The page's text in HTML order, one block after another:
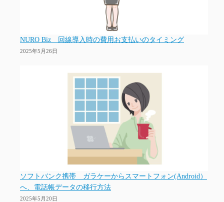
NURO Biz 回線導入時の費用お支払いのタイミング
2025年5月26日
ソフトバンク携帯 ガラケーからスマートフォン(Android）
へ、電話帳データの移行方法
2025年5月20日